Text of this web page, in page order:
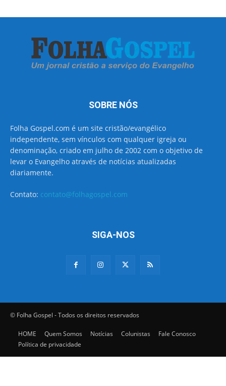
SOBRE NÓS
Folha Gospel.com é um site cristão/evangélico
independente, sem vínculos com qualquer igreja ou
denominação, criado em julho de 2002 com o objetivo de
levar o Evangelho através de notícias atualizadas
diariamente.
Contato: contato@folhagospel.com
SIGA-NOS
© Folha Gospel - Todos os direitos reservados
HOME Quem Somos Notícias Colunistas
Fale Conosco
Política de privacidade